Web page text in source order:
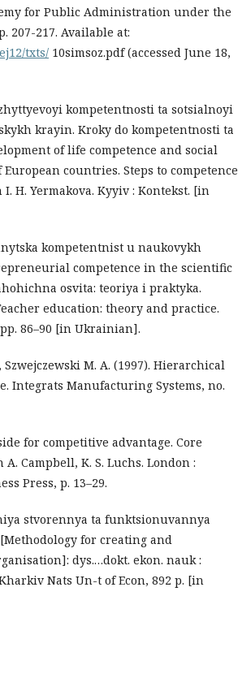
for Public Administration under the
207-217. Available at:
txts/ 10simsoz.pdf (accessed June 18,
kompetentnosti ta sotsialnoyi
krayin. Kroky do kompetentnosti ta
of life competence and social
countries. Steps to competence
H. Yermakova. Kyyiv : Kontekst. [in
kompetentnist u naukovykh
competence in the scientific
osvita: teoriya i praktyka.
education: theory and practice.
pp. 86–90 [in Ukrainian].
Szwejczewski M. A. (1997). Hierarchical
Integrats Manufacturing Systems, no.
for competitive advantage. Core
Campbell, K. S. Luchs. London :
Press, p. 13–29.
stvorennya ta funktsionuvannya
for creating and
dys.…dokt. ekon. nauk :
Nats Un-t of Econ, 892 p. [in